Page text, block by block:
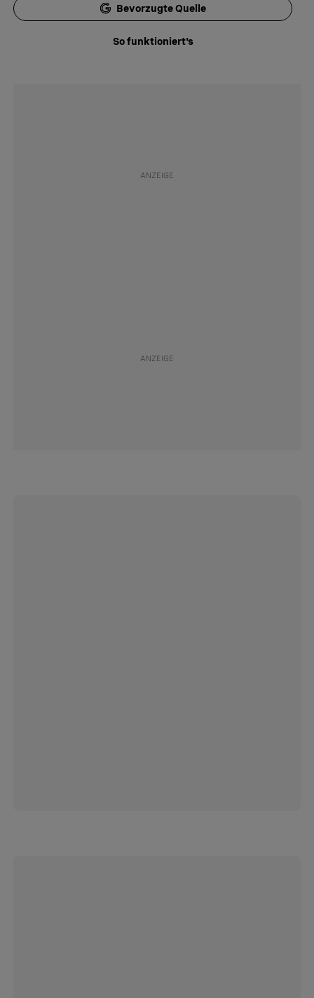
Bevorzugte Quelle
So funktioniert's